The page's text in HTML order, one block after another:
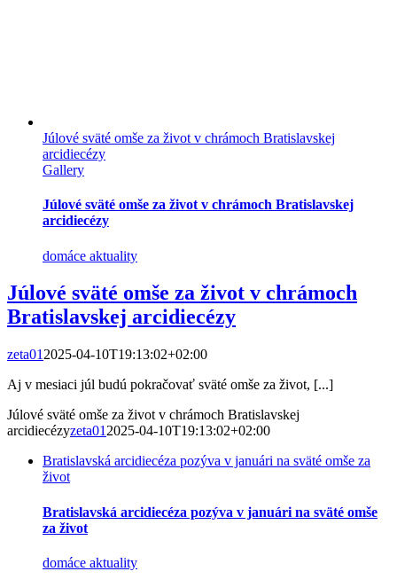
Júlové sväté omše za život v chrámoch Bratislavskej
arcidiecézy
Gallery
Júlové sväté omše za život v chrámoch Bratislavskej
arcidiecézy
domáce aktuality
Júlové sväté omše za život v chrámoch
Bratislavskej arcidiecézy
zeta01 2025-04-10T19:13:02+02:00
Aj v mesiaci júl budú pokračovať sväté omše za život, [...]
Júlové sväté omše za život v chrámoch Bratislavskej
arcidiecézyzeta01 2025-04-10T19:13:02+02:00
Bratislavská arcidiecéza pozýva v januári na sväté omše za
život
Bratislavská arcidiecéza pozýva v januári na sväté omše
za život
domáce aktuality